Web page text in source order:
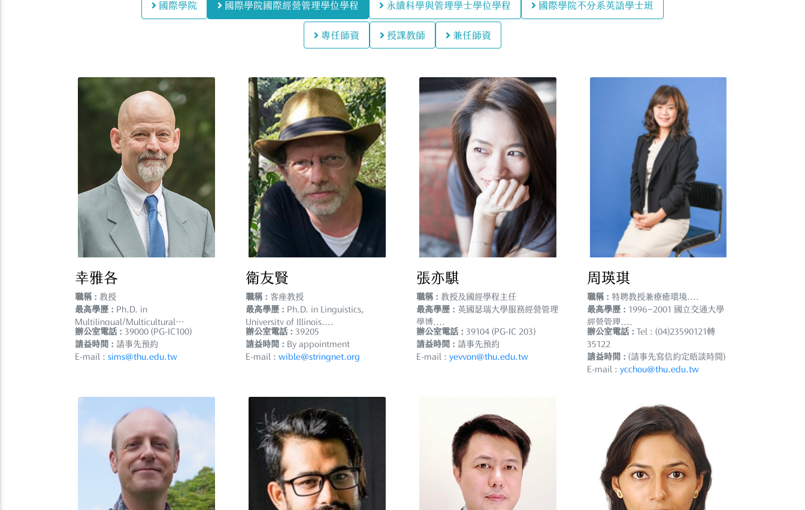
國際學院 國際學院國際經營管理學位學程 永續科學與管理學士學位學程 國際學院不分系英語學士班
專任師資 授課教師 兼任師資
幸雅各
職稱 : 教授
最高學歷 : Ph.D. in
Multilingual/Multicultural
Educatio....
辦公室電話 : 39000 (PG-IC100)
請益時間 : 請事先預約
E-mail : sims@thu.edu.tw
衛友賢
職稱 : 客座教授
最高學歷 : Ph.D. in Linguistics,
University of Illinois....
辦公室電話 : 39205
請益時間 : By appointment
E-mail : wible@stringnet.org
張亦騏
職稱 : 教授及國經學程主任
最高學歷 : 英國瑟瑞大學服務經營管理
學博....
辦公室電話 : 39104 (PG-IC 203)
請益時間 : 請事先預約
E-mail : yevvon@thu.edu.tw
周瑛琪
職稱 : 特聘教授兼療癒環境....
最高學歷 : 1996–2001 國立交通大學
經營管理....
辦公室電話 : Tel : (04)23590121轉
35122
請益時間 : (請事先寫信約定晤談時間)
E-mail : ycchou@thu.edu.tw